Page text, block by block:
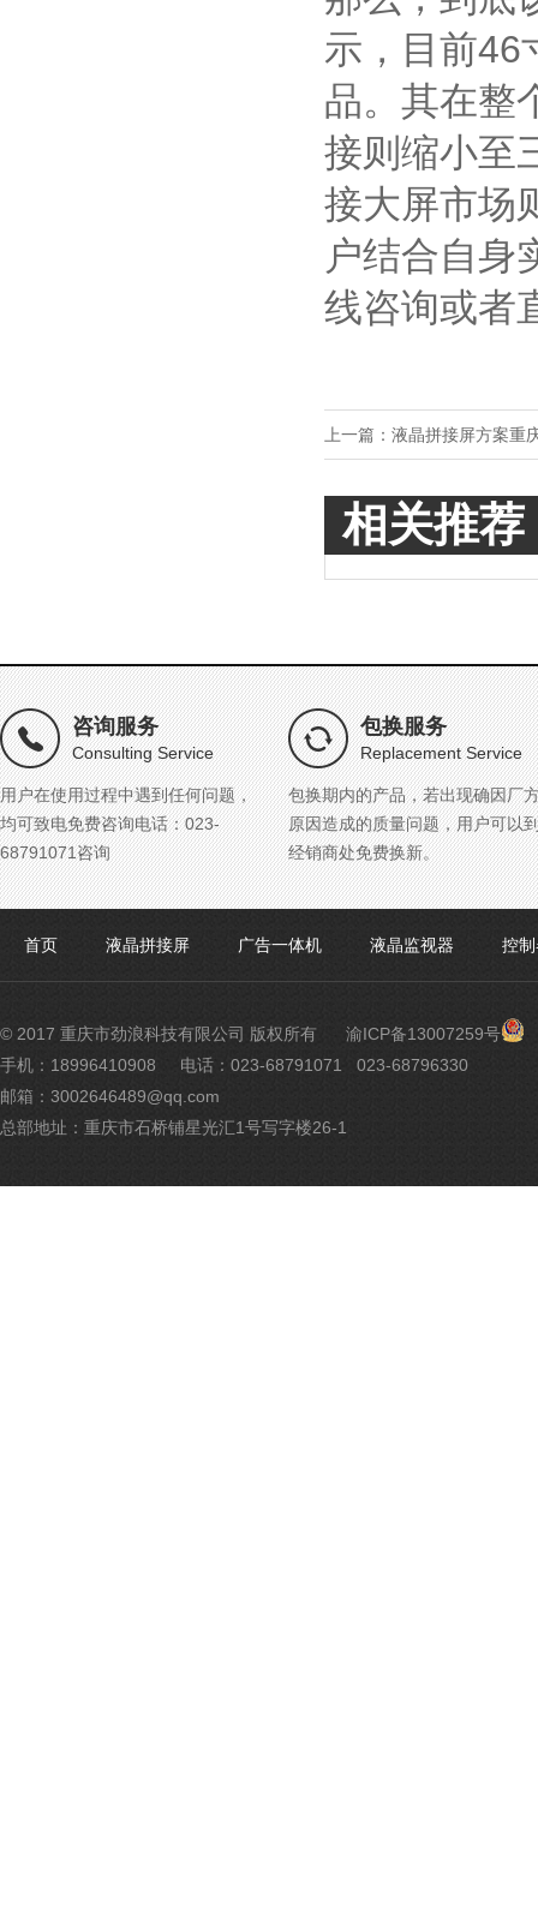
示，目前46
品。其在整
接则缩小至
接大屏市场
户结合自身
线咨询或者
上一篇： 液晶拼接屏方案重
相关推荐
咨询服务
Consulting Service
用户在使用过程中遇到任何问题，
均可致电免费咨询电话：023-
68791071咨询
包换服务
Replacement Service
包换期内的产品，若出现确因厂
原因造成的质量问题，用户可以
经销商处免费换新。
首页 液晶拼接屏 广告一体机 液晶监视器 控
© 2017 重庆市劲浪科技有限公司 版权所有 渝ICP备13007259号 渝
手机：18996410908
电话：023-68791071 023-68796330
邮箱：3002646489@qq.com
总部地址：重庆市石桥铺星光汇1号写字楼26-1